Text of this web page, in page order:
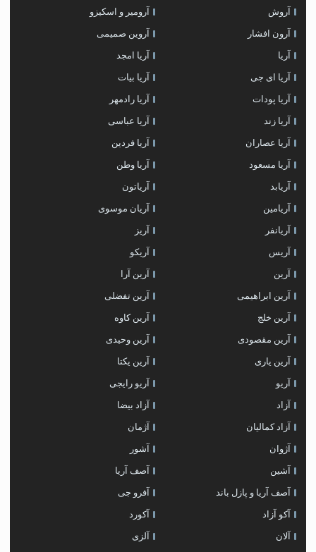
آروش آرومیر و اسکیزو
آرون افشار آروین صمیمی
آریا آریا امجد
آریا ای جی آریا بیات
آریا پودات آریا رادمهر
آریا زند آریا عباسی
آریا عصاران آریا فردین
آریا مسعود آریا وطن
آریابد آریاتون
آریامین آریان موسوی
آریانفر آریز
آریس آریکو
آرین آرین آرا
آرین ابراهیمی آرین تفضلی
آرین خلج آرین کاوه
آرین مقصودی آرین وحیدی
آرین یاری آرین یکتا
آریو آریو رایجی
آزاد آزاد بیضا
آزاد کمالیان آژمان
آژوان آشور
آشین آصف آریا
آصف آریا و پازل باند آفرو جی
آکو آزاد آکورد
آلان آلزی